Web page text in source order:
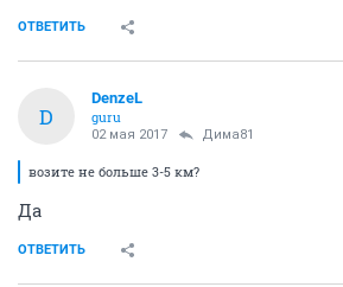
ОТВЕТИТЬ
D
DenzeL
guru
02 мая 2017 Дима81
возите не больше 3-5 км?
Да
ОТВЕТИТЬ